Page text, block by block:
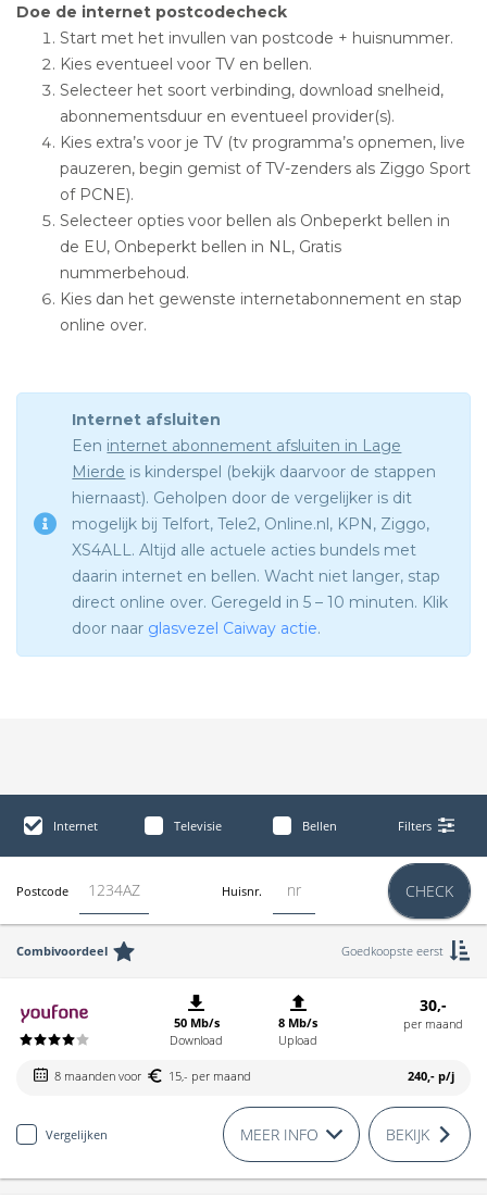
Doe de internet postcodecheck
Start met het invullen van postcode + huisnummer.
Kies eventueel voor TV en bellen.
Selecteer het soort verbinding, download snelheid,
abonnementsduur en eventueel provider(s).
Kies extra’s voor je TV (tv programma’s opnemen, live
pauzeren, begin gemist of TV-zenders als Ziggo Sport
of PCNE).
Selecteer opties voor bellen als Onbeperkt bellen in
de EU, Onbeperkt bellen in NL, Gratis
nummerbehoud.
Kies dan het gewenste internetabonnement en stap
online over.
Internet afsluiten
Een internet abonnement afsluiten in Lage
Mierde is kinderspel (bekijk daarvoor de stappen
hiernaast). Geholpen door de vergelijker is dit
mogelijk bij Telfort, Tele2, Online.nl, KPN, Ziggo,
XS4ALL. Altijd alle actuele acties bundels met
daarin internet en bellen. Wacht niet langer, stap
direct online over. Geregeld in 5 – 10 minuten. Klik
door naar glasvezel Caiway actie.
Internet Televisie Bellen Filters
Postcode Huisnr. CHECK
Combivoordeel Goedkoopste eerst
50 Mb/s
Download
8 Mb/s
Upload
30,-
per maand
8 maanden voor 15,- per maand 240,- p/j
Vergelijken MEER INFO BEKIJK